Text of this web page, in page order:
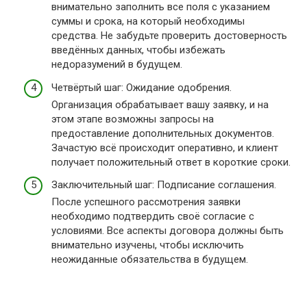
внимательно заполнить все поля с указанием
суммы и срока, на который необходимы
средства. Не забудьте проверить достоверность
введённых данных, чтобы избежать
недоразумений в будущем.
Четвёртый шаг: Ожидание одобрения.
Организация обрабатывает вашу заявку, и на
этом этапе возможны запросы на
предоставление дополнительных документов.
Зачастую всё происходит оперативно, и клиент
получает положительный ответ в короткие сроки.
Заключительный шаг: Подписание соглашения.
После успешного рассмотрения заявки
необходимо подтвердить своё согласие с
условиями. Все аспекты договора должны быть
внимательно изучены, чтобы исключить
неожиданные обязательства в будущем.